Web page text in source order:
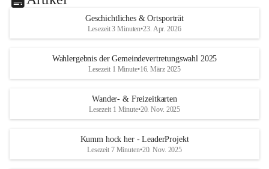
Geschichtliches & Ortsporträt
Lesezeit 3 Minuten•23. Apr. 2026
Wahlergebnis der Gemeindevertretungswahl 2025
Lesezeit 1 Minute•16. März 2025
Wander- & Freizeitkarten
Lesezeit 1 Minute•20. Nov. 2025
Kumm hock her - LeaderProjekt
Lesezeit 7 Minuten•20. Nov. 2025